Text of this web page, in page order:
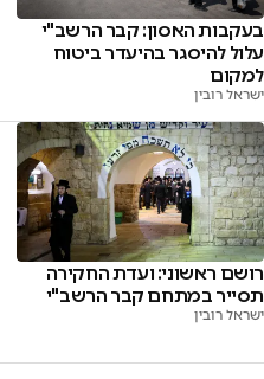
בעקבות האסון: קבר הרשב"י
עלול להיסגר בהיעדר ביטוח
למקום
ישראל רובין
רושם ראשוני: ועדת החקירה
תסייר במתחם קבר הרשב"י
ישראל רובין